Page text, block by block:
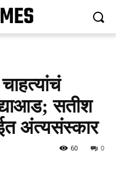
सतीश
अंत्यसंस्कार
0
60